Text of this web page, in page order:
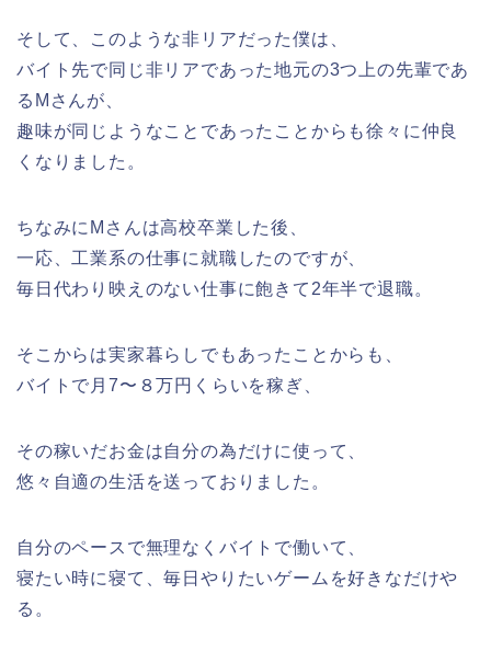
そして、このような非リアだった僕は、
バイト先で同じ非リアであった地元の3つ上の先輩であ
るMさんが、
趣味が同じようなことであったことからも徐々に仲良
くなりました。
ちなみにMさんは高校卒業した後、
一応、工業系の仕事に就職したのですが、
毎日代わり映えのない仕事に飽きて2年半で退職。
そこからは実家暮らしでもあったことからも、
バイトで月7〜８万円くらいを稼ぎ、
その稼いだお金は自分の為だけに使って、
悠々自適の生活を送っておりました。
自分のペースで無理なくバイトで働いて、
寝たい時に寝て、毎日やりたいゲームを好きなだけや
る。